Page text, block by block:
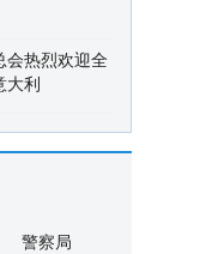
会热烈欢迎全
大利
警察局